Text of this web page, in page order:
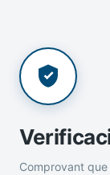
Comprovant